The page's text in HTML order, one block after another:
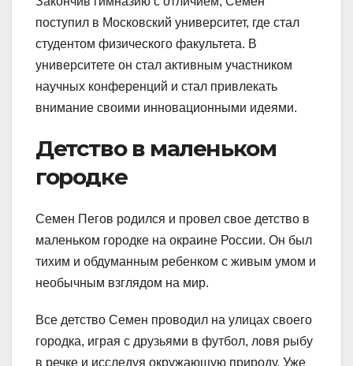
поступил в Московский университет, где стал
студентом физического факультета. В
университете он стал активным участником
научных конференций и стал привлекать
внимание своими инновационными идеями.
Детство в маленьком
городке
Семен Пегов родился и провел свое детство в
маленьком городке на окраине России. Он был
тихим и обдуманным ребенком с живым умом и
необычным взглядом на мир.
Все детство Семен проводил на улицах своего
городка, играя с друзьями в футбол, ловя рыбу
в речке и исследуя окружающую природу. Уже